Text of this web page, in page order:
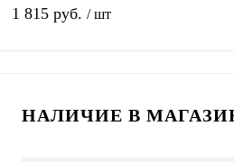
каналов Поддержка CTCSS/DCS
1 815 руб. / шт
НАЛИЧИЕ В